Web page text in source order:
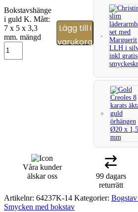
Bokstavshänge
i guld K. Mått:
7 x 5 x 3,3
mm. mängd
Lägg till i
varukorg
Våra kunder
älskar oss
99 dagars
returrätt
Artikelnr: 64237K-14 Kategorier:
Smycken med bokstav